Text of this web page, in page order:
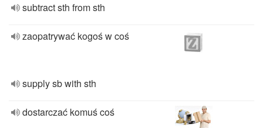
subtract sth from sth
zaopatrywać kogoś w coś
supply sb with sth
dostarczać komuś coś